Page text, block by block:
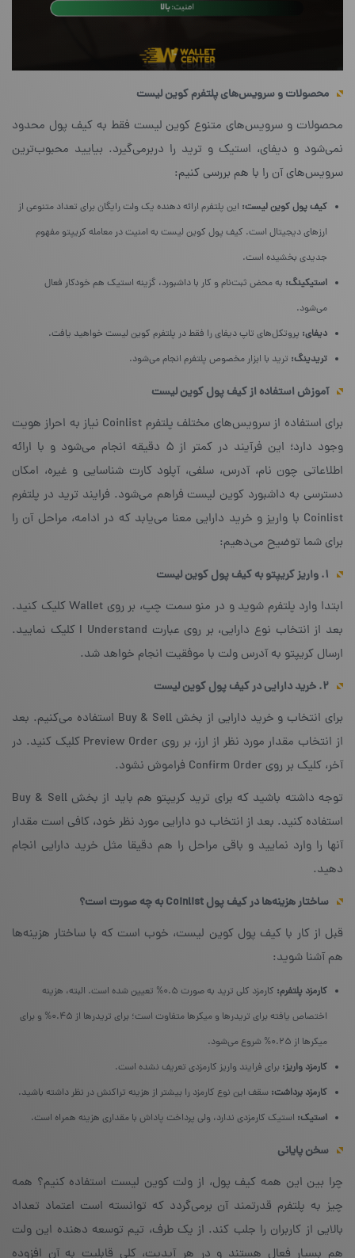
محصولات و سرویس‌های پلتفرم کوین لیست
محصولات و سرویس‌های متنوع کوین لیست فقط به کیف پول محدود
نمی‌شود و دیفای، استیک و ترید را دربرمی‌گیرد. بیایید محبوب‌ترین
سرویس‌های آن را با هم بررسی کنیم:
کیف پول کوین لیست: این پلتفرم ارائه دهنده یک ولت رایگان برای تعداد متنوعی از
ارزهای دیجیتال است. کیف پول کوین لیست به امنیت در معامله کریپتو مفهوم
جدیدی بخشیده است.
استیکینگ: به محض ثبت‌نام و کار با داشبورد، گزینه استیک هم خودکار فعال
می‌شود.
دیفای: پروتکل‌های تاپ دیفای را فقط در پلتفرم کوین لیست خواهید یافت.
تریدینگ: ترید با ابزار مخصوص پلتفرم انجام می‌شود.
آموزش استفاده از کیف پول کوین لیست
برای استفاده از سرویس‌های مختلف پلتفرم Coinlist نیاز به احراز هویت
وجود دارد؛ این فرآیند در کمتر از ۵ دقیقه انجام می‌شود و با ارائه
اطلاعاتی چون نام، آدرس، سلفی، آپلود کارت شناسایی و غیره، امکان
دسترسی به داشبورد کوین لیست فراهم می‌شود. فرایند ترید در پلتفرم
Coinlist با واریز و خرید دارایی معنا می‌یابد که در ادامه، مراحل آن را
برای شما توضیح می‌دهیم:
۱. واریز کریپتو به کیف پول کوین لیست
ابتدا وارد پلتفرم شوید و در منو سمت چپ، بر روی Wallet کلیک کنید.
بعد از انتخاب نوع دارایی، بر روی عبارت I Understand کلیک نمایید.
ارسال کریپتو به آدرس ولت با موفقیت انجام خواهد شد.
۲. خرید دارایی در کیف پول کوین لیست
برای انتخاب و خرید دارایی از بخش Buy & Sell استفاده می‌کنیم. بعد
از انتخاب مقدار مورد نظر از ارز، بر روی Preview Order کلیک کنید. در
آخر، کلیک بر روی Confirm Order فراموش نشود.
توجه داشته باشید که برای ترید کریپتو هم باید از بخش Buy & Sell
استفاده کنید. بعد از انتخاب دو دارایی مورد نظر خود، کافی است مقدار
آنها را وارد نمایید و باقی مراحل را هم دقیقا مثل خرید دارایی انجام
دهید.
ساختار هزینه‌ها در کیف پولCoinlistبه چه صورت است؟
قبل از کار با کیف پول کوین لیست، خوب است که با ساختار هزینه‌ها
هم آشنا شوید:
کارمزد پلتفرم:
کارمزد کلی ترید به صورت ۰.۵% تعیین شده است. البته، هزینه‌
اختصاص یافته برای تریدرها و میکرها متفاوت است؛ برای تریدرها از ۰.۴۵% و برای
میکرها از ۰.۲۵% شروع می‌شود.
کارمزد واریز: برای فرایند واریز کارمزدی تعریف نشده است.
کارمزد برداشت: سقف این نوع کارمزد را بیشتر از هزینه تراکنش در نظر داشته باشید.
استیک: استیک کارمزدی ندارد، ولی پرداخت پاداش با مقداری هزینه همراه است.
سخن پایانی
چرا بین این همه کیف پول، از ولت کوین لیست استفاده کنیم؟ همه
چیز به پلتفرم قدرتمند آن برمی‌گردد که توانسته است اعتماد تعداد
بالایی از کاربران را جلب کند. از یک طرف، تیم توسعه دهنده این ولت
هم بسیار فعال هستند و در هر آپدیت، کلی قابلیت به آن افزوده